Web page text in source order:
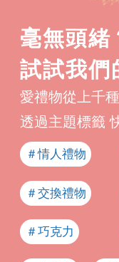
毫無頭緒
試試我們
愛禮物從上千
透過主題標籤
＃情人禮物
＃交換禮物
＃巧克力